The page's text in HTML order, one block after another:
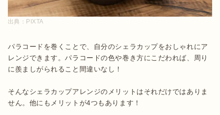
出典： PIXTA
パラコードを巻くことで、自分のシェラカップをおしゃれにア
レンジできます。パラコードの色や巻き方にこだわれば、周り
に羨ましがられること間違いなし！
そんなシェラカップアレンジのメリットはそれだけではありま
せん。他にもメリットが4つもあります！